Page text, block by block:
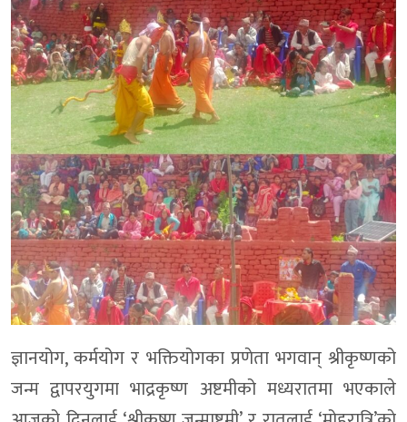
ज्ञानयोग, कर्मयोग र भक्तियोगका प्रणेता भगवान् श्रीकृष्णको
जन्म द्वापरयुगमा भाद्रकृष्ण अष्टमीको मध्यरातमा भएकाले